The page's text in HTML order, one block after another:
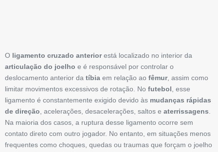
O ligamento cruzado anteriorestá localizado no interior da
articulação do joelho e é responsável por controlar o
deslocamento anterior da tíbia em relação ao fêmur, assim como
limitar movimentos excessivos de rotação. No futebol, esse
ligamento é constantemente exigido devido às mudanças rápidas
de direção, acelerações, desacelerações, saltos e aterrissagens.
Na maioria dos casos, a ruptura desse ligamento ocorre sem
contato direto com outro jogador. No entanto, em situações menos
frequentes como choques, quedas ou traumas que forçam o joelho